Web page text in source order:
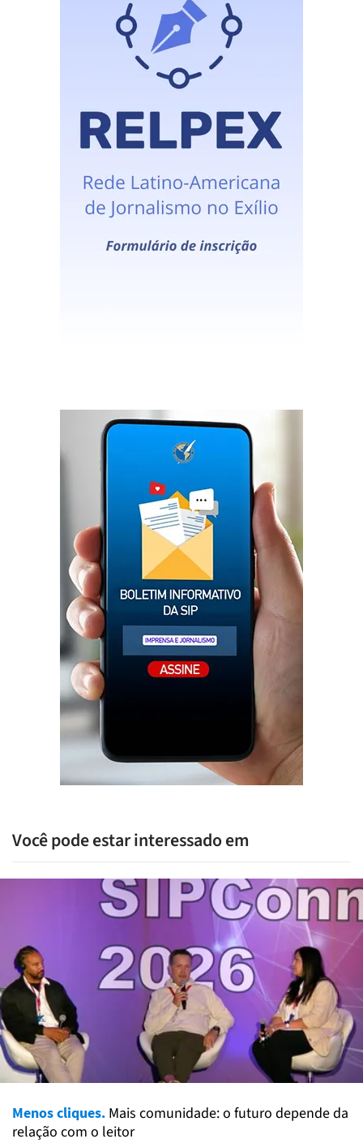
Você pode estar interessado em
Menos cliques. Mais comunidade: o futuro depende da
relação com o leitor